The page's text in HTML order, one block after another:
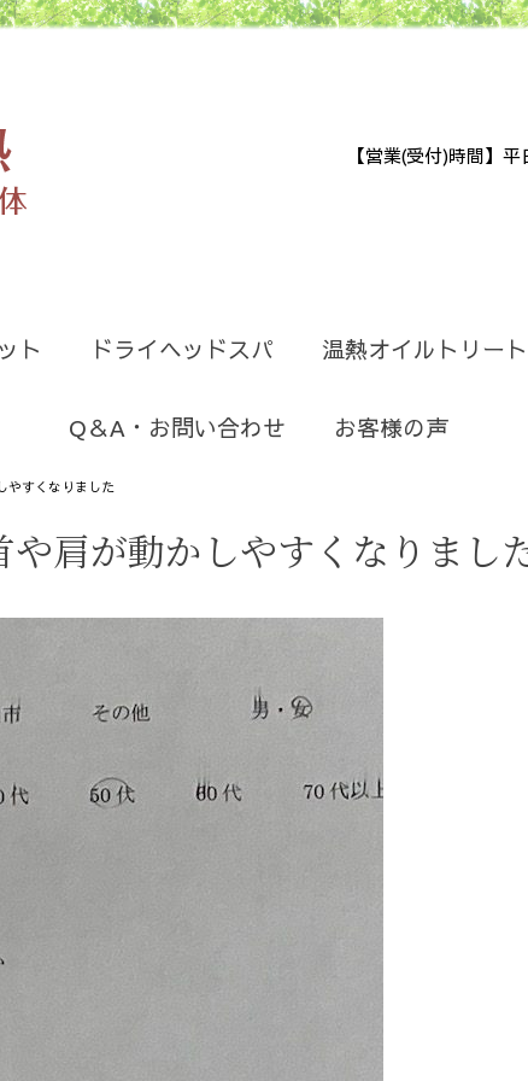
【営業(受付)時間】
ト ドライヘッドスパ 温熱オイルトリー
Q＆A・お問い合わせ お客様の声
やすくなりました
や肩が動かしやすくなりまし